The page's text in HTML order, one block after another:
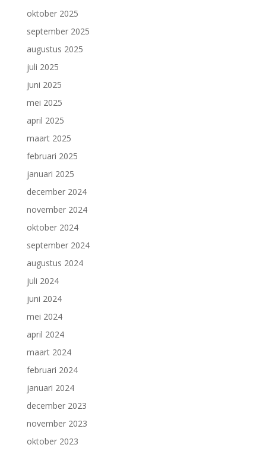
oktober 2025
september 2025
augustus 2025
juli 2025
juni 2025
mei 2025
april 2025
maart 2025
februari 2025
januari 2025
december 2024
november 2024
oktober 2024
september 2024
augustus 2024
juli 2024
juni 2024
mei 2024
april 2024
maart 2024
februari 2024
januari 2024
december 2023
november 2023
oktober 2023